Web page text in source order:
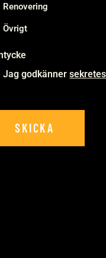
Renovering
Övrigt
Jag godkänner